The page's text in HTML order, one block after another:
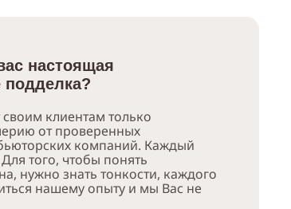
настоящая
клиентам только
от проверенных
компаний. Каждый
того, чтобы понять
нужно знать тонкости, каждого
нашему опыту и мы Вас не